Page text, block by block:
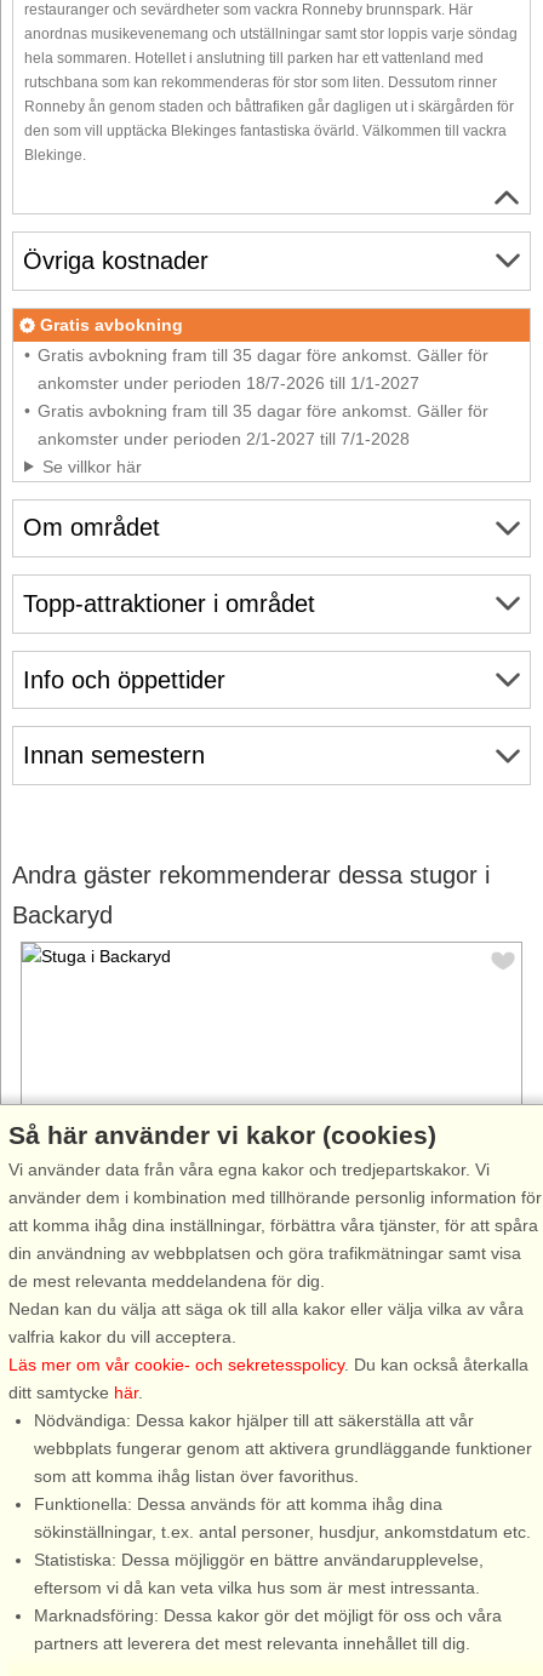
restauranger och sevärdheter som vackra Ronneby brunnspark. Här
anordnas musikevenemang och utställningar samt stor loppis varje söndag
hela sommaren. Hotellet i anslutning till parken har ett vattenland med
rutschbana som kan rekommenderas för stor som liten. Dessutom rinner
Ronneby ån genom staden och båttrafiken går dagligen ut i skärgården för
den som vill upptäcka Blekinges fantastiska övärld. Välkommen till vackra
Blekinge.
Om området
Info och öppettider
Innan semestern
Övriga kostnader
Gratis avbokning
Gratis avbokning fram till 35 dagar före ankomst. Gäller för
ankomster under perioden 18/7-2026 till 1/1-2027
Gratis avbokning fram till 35 dagar före ankomst. Gäller för
ankomster under perioden 2/1-2027 till 7/1-2028
Se villkor här
Topp-attraktioner i området
Andra gäster rekommenderar dessa stugor i
Backaryd
Stugnr: 64777
Backaryd
6 personer, 75 m²
15 km till sjö/hav:.
Ett genuint och rofyllt semesterboende för dig som söker lugn,
natur och livskvalitet med havet inom bekvämt räckhåll. En
semesteridyll i avskilt läge med plats för stillhet och
återhämtning. Charmigt ...
från 6.642 SEK
Så här använder vi kakor (cookies)
Vi använder data från våra egna kakor och tredjepartskakor. Vi
använder dem i kombination med tillhörande personlig information för
att komma ihåg dina inställningar, förbättra våra tjänster, för att spåra
din användning av webbplatsen och göra trafikmätningar samt visa
de mest relevanta meddelandena för dig.
Nedan kan du välja att säga ok till alla kakor eller välja vilka av våra
valfria kakor du vill acceptera.
Läs mer om vår cookie- och sekretesspolicy. Du kan också återkalla
ditt samtycke här.
Nödvändiga: Dessa kakor hjälper till att säkerställa att vår
webbplats fungerar genom att aktivera grundläggande funktioner
som att komma ihåg listan över favorithus.
Funktionella: Dessa används för att komma ihåg dina
sökinställningar, t.ex. antal personer, husdjur, ankomstdatum etc.
Statistiska: Dessa möjliggör en bättre användarupplevelse,
eftersom vi då kan veta vilka hus som är mest intressanta.
Marknadsföring: Dessa kakor gör det möjligt för oss och våra
partners att leverera det mest relevanta innehållet till dig.